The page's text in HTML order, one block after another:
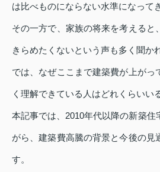
は比べものにならない水準になって
その一方で、家族の将来を考えると
きらめたくないという声も多く聞か
では、なぜここまで建築費が上がっ
く理解できている人はどれくらいい
本記事では、2010年代以降の新築住
がら、建築費高騰の背景と今後の見
す。